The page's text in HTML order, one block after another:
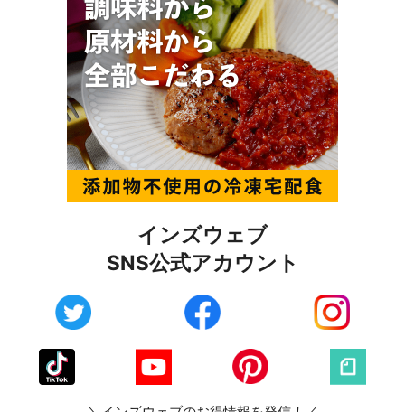
インズウェブ
SNS公式アカウント